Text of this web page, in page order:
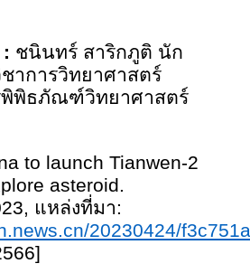
ชนินทร์ สาริกภูติ นัก
าการวิทยาศาสตร์
พิพิธภัณฑ์วิทยาศาสตร์
to launch Tianwen-2
asteroid.
แหล่งที่มา:
20230424/